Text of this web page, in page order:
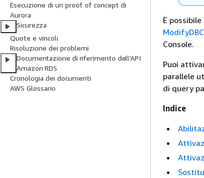
Esecuzione di un proof of concept di
Aurora
Sicurezza
Quote e vincoli
Risoluzione dei problemi
Documentazione di riferimento dell'API
Amazon RDS
Cronologia dei documenti
AWS Glossario
È
Console.
Puoi
parallele
di query
Indice